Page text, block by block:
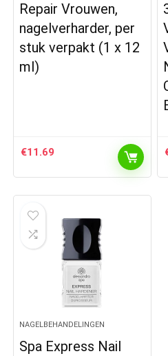
Repair Vrouwen,
nagelverharder, per
stuk verpakt (1 x 12
ml)
€11.69
NAGELBEHANDELINGEN
Spa Express Nail